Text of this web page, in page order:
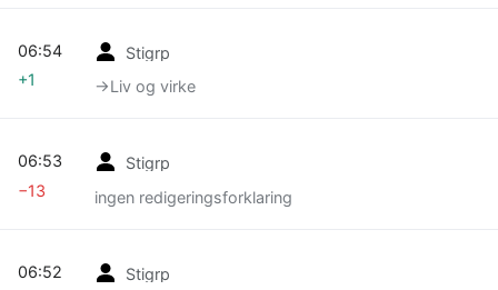
Stigrp
→‎Liv og virke
06:54
+1
Stigrp
ingen redigeringsforklaring
06:53
−13
Stigrp
06:52